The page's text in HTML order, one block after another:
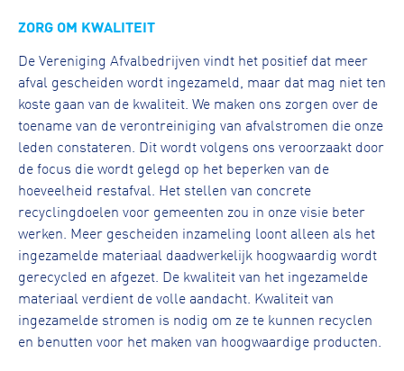
ZORG OM KWALITEIT
De Vereniging Afvalbedrijven vindt het positief dat meer
afval gescheiden wordt ingezameld, maar dat mag niet ten
koste gaan van de kwaliteit. We maken ons zorgen over de
toename van de verontreiniging van afvalstromen die onze
leden constateren. Dit wordt volgens ons veroorzaakt door
de focus die wordt gelegd op het beperken van de
hoeveelheid restafval. Het stellen van concrete
recyclingdoelen voor gemeenten zou in onze visie beter
werken. Meer gescheiden inzameling loont alleen als het
ingezamelde materiaal daadwerkelijk hoogwaardig wordt
gerecycled en afgezet. De kwaliteit van het ingezamelde
materiaal verdient de volle aandacht. Kwaliteit van
ingezamelde stromen is nodig om ze te kunnen recyclen
en benutten voor het maken van hoogwaardige producten.